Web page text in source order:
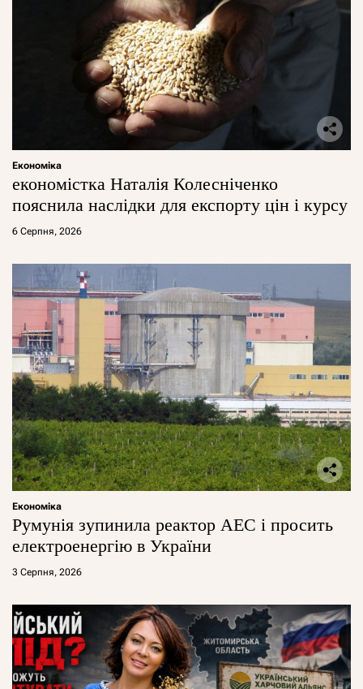
Економіка
економістка Наталія Колесніченко
пояснила наслідки для експорту цін і курсу
6 Серпня, 2026
Економіка
Румунія зупинила реактор АЕС і просить
електроенергію в України
3 Серпня, 2026